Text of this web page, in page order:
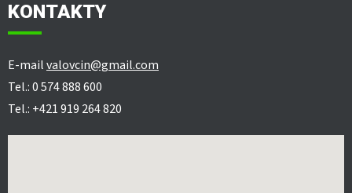
KONTAKTY
E-mailvalovcin@gmail.com
Tel.: 0 574 888 600
Tel.: +421 919 264 820